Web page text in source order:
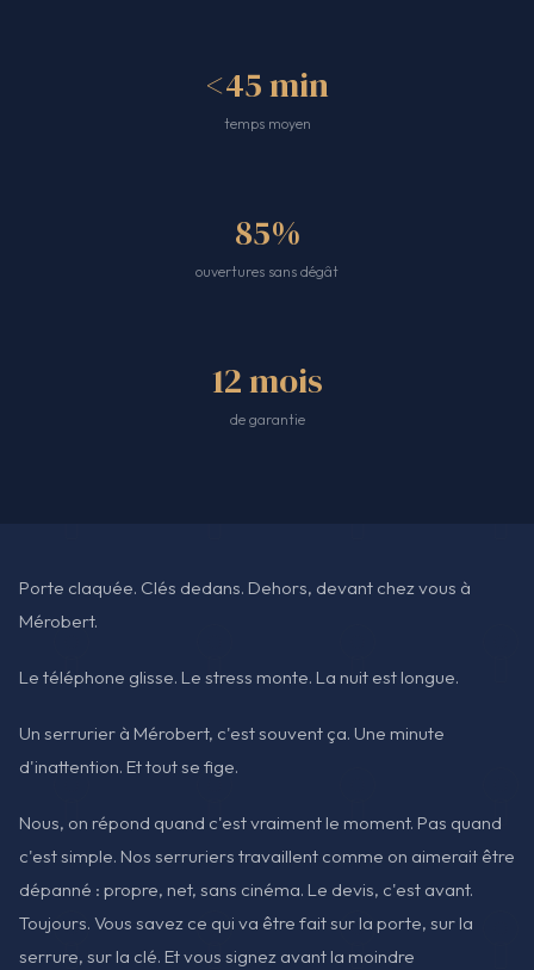
<45 min
temps moyen
85%
ouvertures sans dégât
12 mois
de garantie
Porte claquée. Clés dedans. Dehors, devant chez vous à
Mérobert.
Le téléphone glisse. Le stress monte. La nuit est longue.
Un serrurier à Mérobert, c'est souvent ça. Une minute
d'inattention. Et tout se fige.
Nous, on répond quand c'est vraiment le moment. Pas quand
c'est simple. Nos serruriers travaillent comme on aimerait être
dépanné : propre, net, sans cinéma. Le devis, c'est avant.
Toujours. Vous savez ce qui va être fait sur la porte, sur la
serrure, sur la clé. Et vous signez avant la moindre